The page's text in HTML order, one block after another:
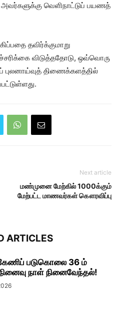
அவர்களுக்கு வெளிநாட்டுப் பயணத்
தவிர்க்குமாறு
விடுத்ததோடு, ஒவ்வொரு
புலனாய்வுத் திணைக்களத்தில்
Next article
மண்முனை மேற்கில் 1000க்கும்
மேற்பட்ட மாணவர்கள் கௌரவிப்பு
ARTICLES
படுகொலை 36 ம்
நாள் நினைவேந்தல்!